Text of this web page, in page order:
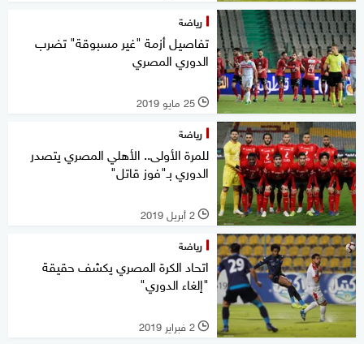
رياضة
تفاصيل أزمة "غير مسبوقة" تضرب
الدوري المصري
l 25 مايو 2019
رياضة
للمرة الأولى.. الأهلي المصري يتصدر
الدوري بـ"فوز قاتل"
l 2 أبريل 2019
رياضة
اتحاد الكرة المصري يكشف حقيقة
"إلغاء الدوري"
l 2 فبراير 2019